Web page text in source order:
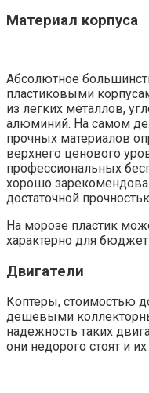
Материал корпуса
Абсолютное
пластиковыми
из легких металлов,
алюминий. На самом
прочных материалов
верхнего ценового
профессиональных
хорошо
достаточной
На морозе пластик
характерно для
Двигатели
Коптеры, стоимостью
дешевыми
надежность таких
они недорого стоят и